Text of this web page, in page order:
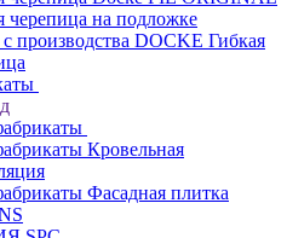
черепица на подложке
производства DOCKE Гибкая
Кровельная
Фасадная плитка